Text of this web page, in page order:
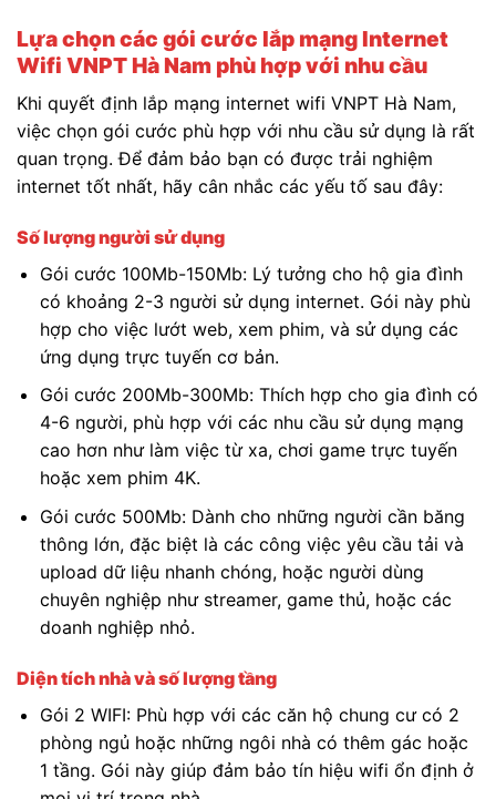
Lựa chọn các gói cước lắp mạng Internet
Wifi VNPT Hà Nam phù hợp với nhu cầu
Khi quyết định lắp mạng internet wifi VNPT Hà Nam,
việc chọn gói cước phù hợp với nhu cầu sử dụng là rất
quan trọng. Để đảm bảo bạn có được trải nghiệm
internet tốt nhất, hãy cân nhắc các yếu tố sau đây:
Số lượng người sử dụng
Gói cước 100Mb-150Mb: Lý tưởng cho hộ gia đình
có khoảng 2-3 người sử dụng internet. Gói này phù
hợp cho việc lướt web, xem phim, và sử dụng các
ứng dụng trực tuyến cơ bản.
Gói cước 200Mb-300Mb: Thích hợp cho gia đình có
4-6 người, phù hợp với các nhu cầu sử dụng mạng
cao hơn như làm việc từ xa, chơi game trực tuyến
hoặc xem phim 4K.
Gói cước 500Mb: Dành cho những người cần băng
thông lớn, đặc biệt là các công việc yêu cầu tải và
upload dữ liệu nhanh chóng, hoặc người dùng
chuyên nghiệp như streamer, game thủ, hoặc các
doanh nghiệp nhỏ.
Diện tích nhà và số lượng tầng
Gói 2 WIFI: Phù hợp với các căn hộ chung cư có 2
phòng ngủ hoặc những ngôi nhà có thêm gác hoặc
1 tầng. Gói này giúp đảm bảo tín hiệu wifi ổn định ở